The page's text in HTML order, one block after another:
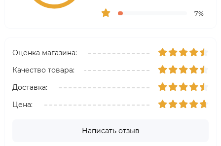
7%
Оценка магазина:
Качество товара:
Доставка:
Цена:
Написать отзыв